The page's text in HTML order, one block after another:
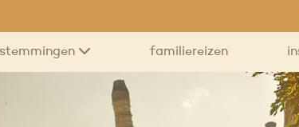
familiereizen